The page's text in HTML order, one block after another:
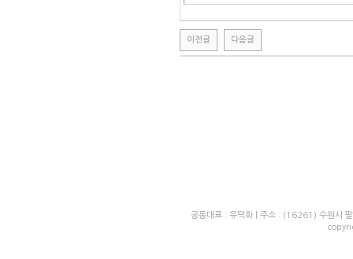
이전글 다음글
공동대표 : 유덕화 | 주소 : (16261) 수원